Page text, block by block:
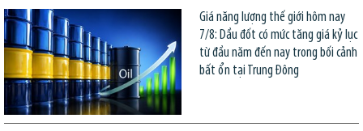
Giá năng lượng thế giới hôm nay
7/8: Dầu đốt có mức tăng giá kỷ lục
từ đầu năm đến nay trong bối cảnh
bất ổn tại Trung Đông